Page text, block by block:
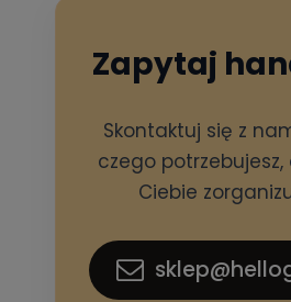
Zapytaj
Skontaktuj się z
czego
Ciebie